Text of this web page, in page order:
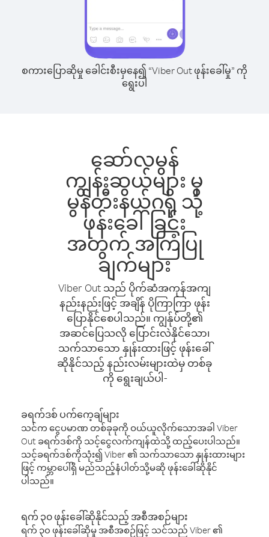
စကားပြောဆိုမှု ခေါင်းစီးမှနေ၍ “Viber Out ဖုန်းခေါ်မှု” ကို
ရွေးပါ
ဆော်လမွန်
ကျွန်းဆွယ်များ မှ
မွန်တီးနယ်ဂရို သို့
ဖုန်းခေါ်ခြင်း
အတွက် အကြံပြု
ချက်များ
Viber Out သည် ပိုက်ဆံအကုန်အကျ
နည်းနည်းဖြင့် အချိန် ပိုကြာကြာ ဖုန်း
ပြောနိုင်စေပါသည်။ ကျွန်ုပ်တို့၏
အဆင်ပြေသလို ပြောင်းလဲနိုင်သော၊
သက်သာသော နှုန်းထားဖြင့် ဖုန်းခေါ်
ဆိုနိုင်သည့် နည်းလမ်းများထဲမှ တစ်ခု
ကို ရွေးချယ်ပါ-
ခရက်ဒစ် ပက်ကေ့ချ်များ
သင်က ငွေပမာဏ တစ်ခုခုကို ဝယ်ယူလိုက်သောအခါ Viber
Out ခရက်ဒစ်ကို သင့်ငွေလက်ကျန်ထဲသို့ ထည့်ပေးပါသည်။
သင့်ခရက်ဒစ်ကိုသုံး၍ Viber ၏ သက်သာသော နှုန်းထားများ
ဖြင့် ကမ္ဘာပေါ်ရှိ မည်သည့်နံပါတ်သို့မဆို ဖုန်းခေါ်ဆိုနိုင်
ပါသည်။
ရက် ၃၀ ဖုန်းခေါ်ဆိုနိုင်သည့် အစီအစဉ်များ
ရက် ၃၀ ဖုန်းခေါ်ဆိုမှု အစီအစဉ်ဖြင့် သင်သည် Viber ၏